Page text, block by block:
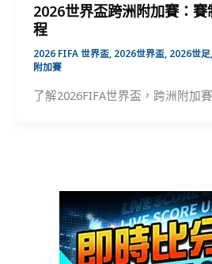
2026世界盃跨洲附加賽：
程
2026 FIFA 世界盃, 2026世界盃, 2026世足,
附加賽
了解2026FIFA世界盃，跨洲附加